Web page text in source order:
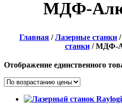
МДФ-
Главная /Лазерные станки /
станки/ МДФ-
Отображение единственного